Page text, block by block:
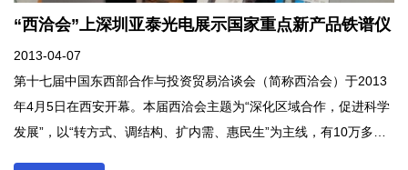
“西洽会”上深圳亚泰光电展示国家重点新产品铁谱仪
2013-04-07
第十七届中国东西部合作与投资贸易洽谈会（简称西洽会）于2013
年4月5日在西安开幕。本届西洽会主题为“深化区域合作，促进科学
发展”，以“转方式、调结构、扩内需、惠民生”为主线，有10万多名